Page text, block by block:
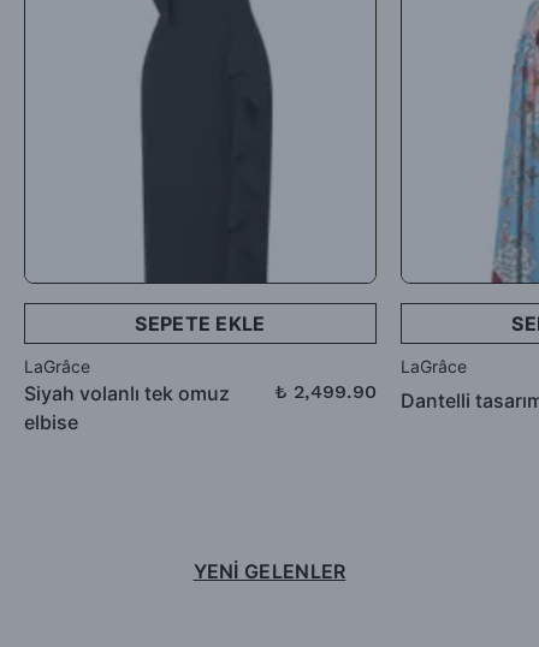
SEPETE EKLE
LaGrâce
Siyah volanlı tek omuz
elbise
₺ 2,499.90
LaGrâce
Dantelli
YENİ GELENLER